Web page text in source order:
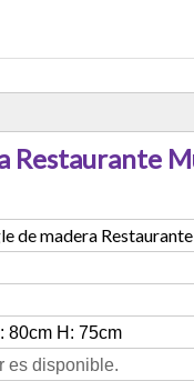
Restaurante
de madera
80cm H: 75cm
es disponible.